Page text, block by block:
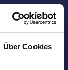
Über Cookies